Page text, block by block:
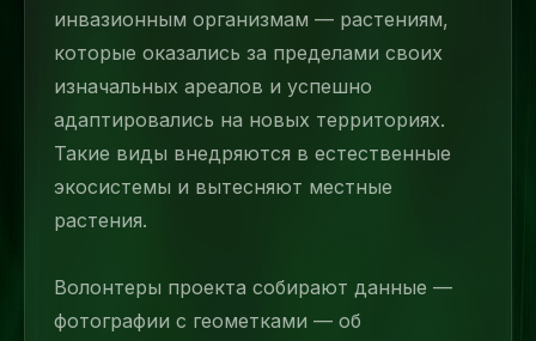
инвазионным организмам — растениям,
которые оказались за пределами своих
изначальных ареалов и успешно
адаптировались на новых территориях.
Такие виды внедряются в естественные
экосистемы и вытесняют местные
растения.
Волонтеры проекта собирают данные —
фотографии с геометками — об